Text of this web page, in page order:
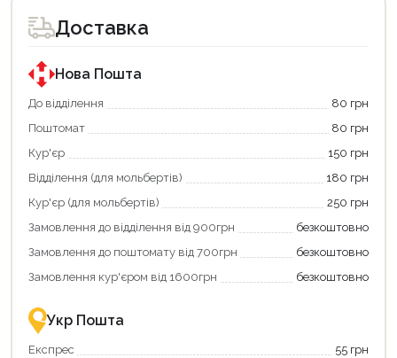
для
покупки
державною
програмою
єКнига.
Використовуйте
карту
щоб
зекономити
та
отримати
переваги!
картою
єКнига
–
зручно
та
вигідно!
для
покупки
державною
програмою
«Національний
кешбек».
покупку
«Національний
кешбек»
та
отримуйте
повернення
Економте
більше
разом
державною
підтримкою!
Доставка
Нова Пошта
До відділення
80 грн
Поштомат
80 грн
Кур'єр
150 грн
Відділення (для мольбертів)
180 грн
Кур'єр (для мольбертів)
250 грн
Замовлення до відділення від 900грн
безкоштовно
Замовлення до поштомату від 700грн
безкоштовно
Замовлення кур'єром від 1600грн
безкоштовно
Укр Пошта
Експрес
55 грн